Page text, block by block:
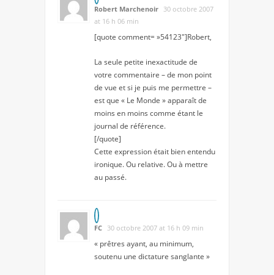
Robert Marchenoir 30 octobre 2007
at 16 h 06 min
[quote comment= »54123″]Robert,
La seule petite inexactitude de
votre commentaire – de mon point
de vue et si je puis me permettre –
est que « Le Monde » apparaît de
moins en moins comme étant le
journal de référence.
[/quote]
Cette expression était bien entendu
ironique. Ou relative. Ou à mettre
au passé.
FC 30 octobre 2007 at 16 h 09 min
« prêtres ayant, au minimum,
soutenu une dictature sanglante »